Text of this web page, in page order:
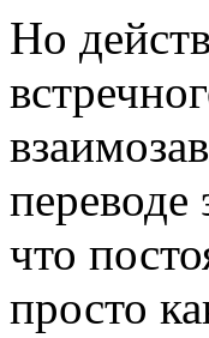
Но
что
просто